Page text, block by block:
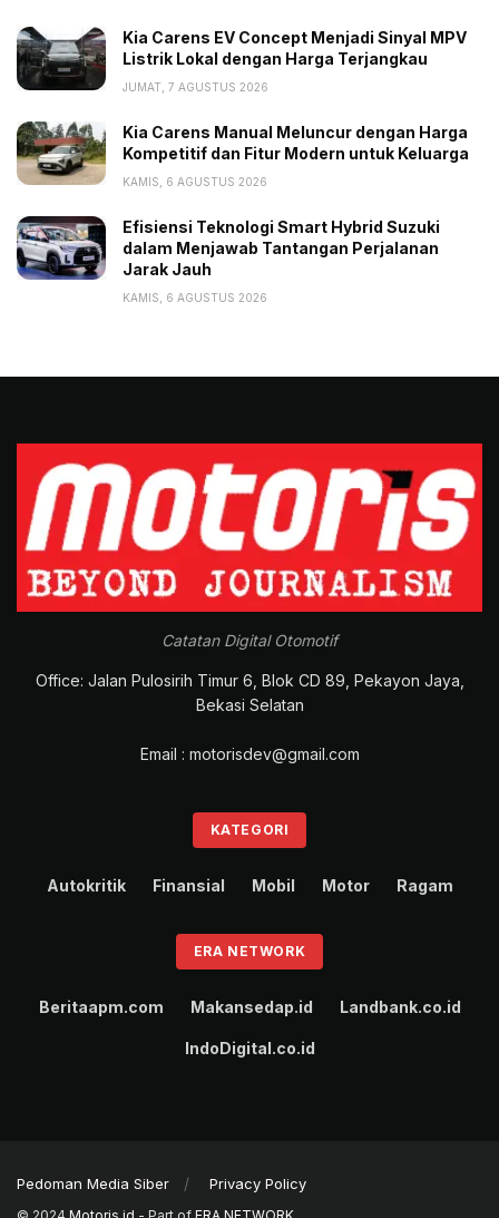
Kia Carens EV Concept Menjadi Sinyal MPV
Listrik Lokal dengan Harga Terjangkau
JUMAT, 7 AGUSTUS 2026
Kia Carens Manual Meluncur dengan Harga
Kompetitif dan Fitur Modern untuk Keluarga
KAMIS, 6 AGUSTUS 2026
Efisiensi Teknologi Smart Hybrid Suzuki
dalam Menjawab Tantangan Perjalanan
Jarak Jauh
KAMIS, 6 AGUSTUS 2026
Catatan Digital Otomotif
Office: Jalan Pulosirih Timur 6, Blok CD 89, Pekayon Jaya,
Bekasi Selatan
Email : motorisdev@gmail.com
KATEGORI
Autokritik Finansial Mobil Motor Ragam
ERA NETWORK
Beritaapm.com Makansedap.id Landbank.co.id
IndoDigital.co.id
Pedoman Media Siber Privacy Policy